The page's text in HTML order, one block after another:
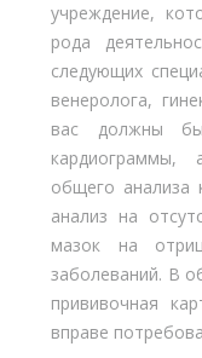
учреждение,
рода
следующих
венеролога,
вас должны
кардиограммы,
общего анализа
анализ на
мазок на
заболеваний. В
прививочная
вправе